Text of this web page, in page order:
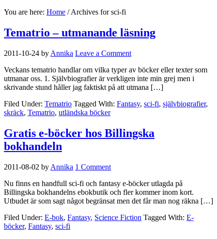
You are here: Home /Archives for sci-fi
Tematrio – utmanande läsning
2011-10-24 by Annika Leave a Comment
Veckans tematrio handlar om vilka typer av böcker eller texter som
utmanar oss. 1. Självbiografier är verkligen inte min grej men i
skrivande stund håller jag faktiskt på att utmana […]
Filed Under: Tematrio Tagged With: Fantasy, sci-fi, självbiografier,
skräck, Tematrio, utländska böcker
Gratis e-böcker hos Billingska
bokhandeln
2011-08-02 by Annika 1 Comment
Nu finns en handfull sci-fi och fantasy e-böcker utlagda på
Billingska bokhandelns ebokbutik och fler kommer inom kort.
Utbudet är som sagt något begränsat men det får man nog räkna […]
Filed Under: E-bok, Fantasy, Science Fiction Tagged With: E-
böcker, Fantasy, sci-fi